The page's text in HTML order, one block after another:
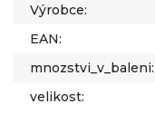
Výrobce:
EAN:
mnozstvi_v_baleni:
velikost: